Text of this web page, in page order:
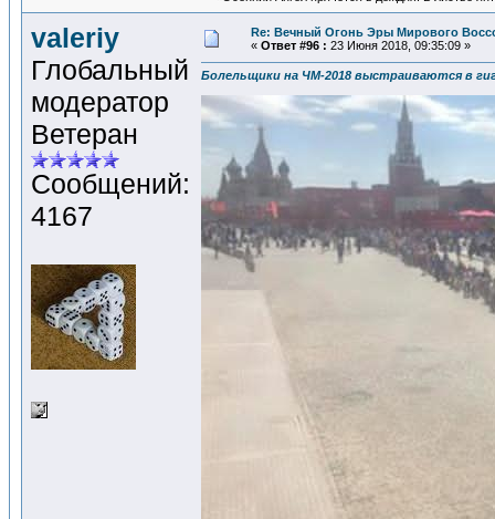
valeriy
Глобальный
модератор
Ветеран
Сообщений:
4167
Re: Вечный Огонь Эры Мирового
« Ответ #96 : 23 Июня 2018, 09:35:09 »
Болельщики на ЧМ-2018 выстраиваются в